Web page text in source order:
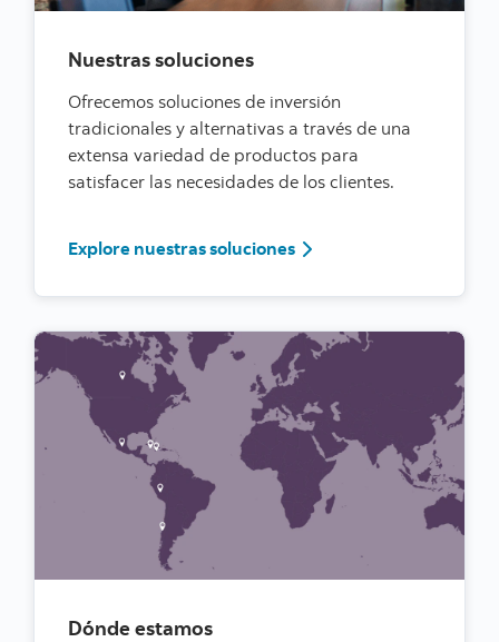
Nuestras soluciones
Ofrecemos soluciones de inversión
tradicionales y alternativas a través de una
extensa variedad de productos para
satisfacer las necesidades de los clientes.
Explore nuestras soluciones
Dónde estamos